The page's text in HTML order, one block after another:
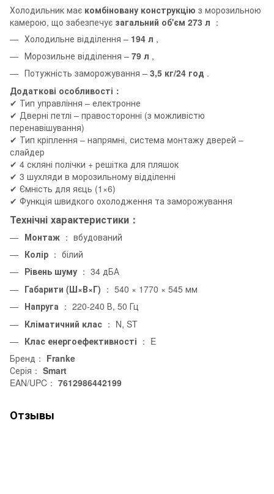
Холодильник має комбіновану конструкцію з морозильною
камерою, що забезпечує загальний об'єм 273 л ：
Холодильне відділення – 194 л ,
Морозильне відділення – 79 л ,
Потужність заморожування – 3,5 кг/24 год .
Додаткові особливості：
✔ Тип управління – електронне
✔ Дверні петлі – правосторонні (з можливістю
перенавішування)
✔ Тип кріплення – напрямні, система монтажу дверей –
слайдер
✔ 4 скляні полічки + решітка для пляшок
✔ 3 шухляди в морозильному відділенні
✔ Ємність для яєць (1×6)
✔ Функція швидкого охолодження та заморожування
Технічні характеристики：
Монтаж ： вбудований
Колір ： білий
Рівень шуму ： 34 дБА
Габарити (Ш×В×Г) ： 540 × 1770 × 545 мм
Напруга ： 220-240 В, 50 Гц
Кліматичний клас ： N, ST
Клас енергоефективності ： E
Бренд： Franke
Серія： Smart
EAN/UPC： 7612986442199
Отзывы